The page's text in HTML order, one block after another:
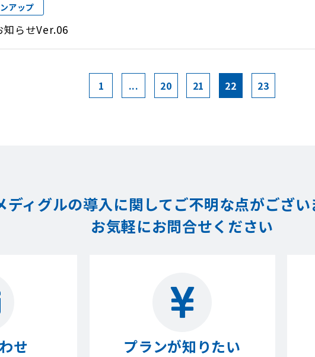
アップ
知らせVer.06
1 ... 20 21 22 23
ディグルの導入に関してご不明な点がござ
お気軽にお問合せください
せ プランが知りたい